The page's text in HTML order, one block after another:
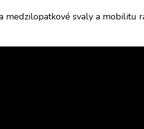
medzilopatkové svaly a